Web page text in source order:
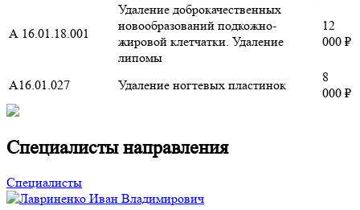
А 16.01.18.001
Удаление доброкачественных
новообразований подкожно-
жировой клетчатки. Удаление
липомы
12
000 ₽
А16.01.027 Удаление ногтевых пластинок
8
000 ₽
Специалисты направления
Специалисты